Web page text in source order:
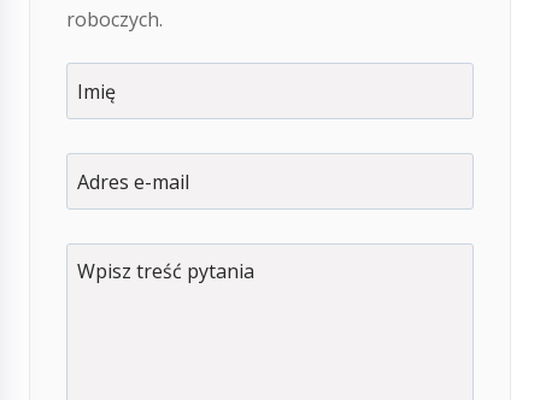
roboczych.